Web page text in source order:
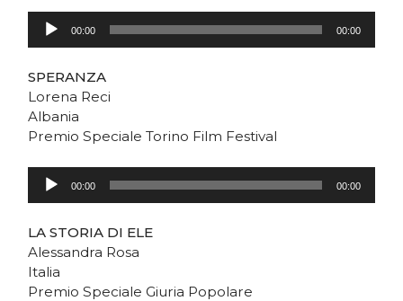
Audio
Player00:00 00:00
SPERANZA
Lorena Reci
Albania
Premio Speciale Torino Film Festival
Audio
Player00:00 00:00
LA STORIA DI ELE
Alessandra Rosa
Italia
Premio Speciale Giuria Popolare